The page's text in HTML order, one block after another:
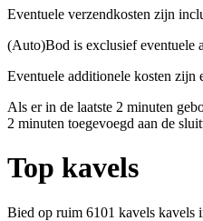
Eventuele verzendkosten zijn
(Auto)Bod is exclusief eventuele
Eventuele additionele kosten
Als er in de laatste 2 minuten
2 minuten toegevoegd aan de
Top kavels
Bied op ruim 6101 kavels kavels